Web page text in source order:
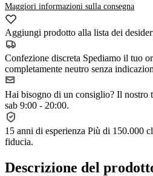
Maggiori informazioni sulla consegna
Aggiungi prodotto alla lista dei
Confezione discreta Spediamo il tuo
completamente neutro senza
Hai bisogno di un consiglio? Il nostro
sab 9:00 - 20:00.
15 anni di esperienza Più di 150.000
fiducia.
Descrizione del